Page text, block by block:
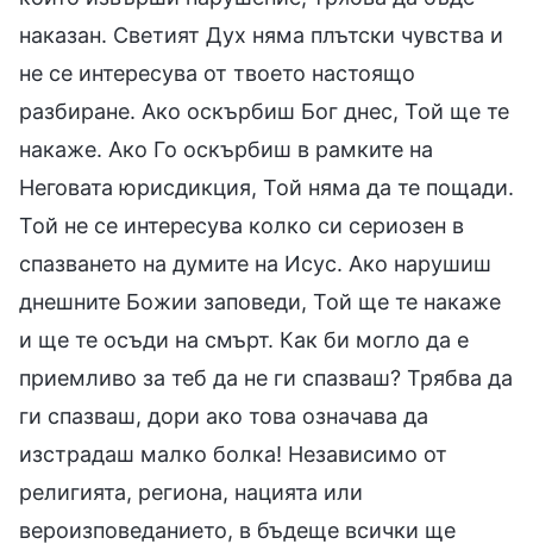
наказан. Светият Дух няма плътски чувства и
не се интересува от твоето настоящо
разбиране. Ако оскърбиш Бог днес, Той ще те
накаже. Ако Го оскърбиш в рамките на
Неговата юрисдикция, Той няма да те пощади.
Той не се интересува колко си сериозен в
спазването на думите на Исус. Ако нарушиш
днешните Божии заповеди, Той ще те накаже
и ще те осъди на смърт. Как би могло да е
приемливо за теб да не ги спазваш? Трябва да
ги спазваш, дори ако това означава да
изстрадаш малко болка! Независимо от
религията, региона, нацията или
вероизповеданието, в бъдеще всички ще